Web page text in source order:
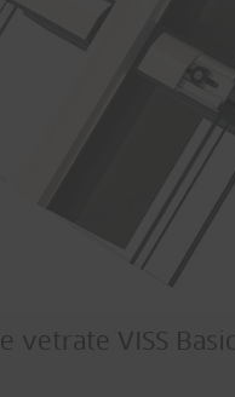
vetrate VISS Basic